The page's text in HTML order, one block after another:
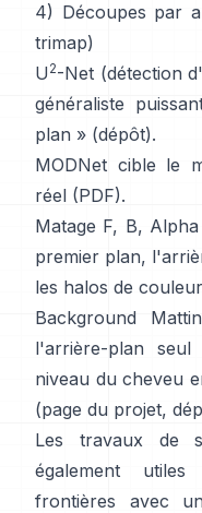
4) Découpes par
trimap)
U2-Net (détection
généraliste
plan » (dépôt).
MODNet cible le
réel (PDF).
Matage F, B,
premier plan,
les halos de couleur
Background
l'arrière-plan
niveau du cheveu
(page du projet,
Les travaux de
également utiles
frontières avec